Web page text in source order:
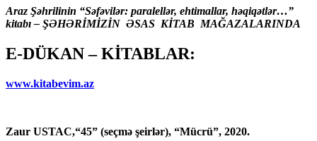
Araz Şəhrilinin “Səfəvilər: paralellər, ehtimallar, həqiqətlər…”
kitabı – ŞƏHƏRİMİZİN ƏSAS KİTAB MAĞAZALARINDA
E-DÜKAN – KİTABLAR:
www.kitabevim.az
Zaur USTAC,“45” (seçmə şeirlər), “Mücrü”, 2020.